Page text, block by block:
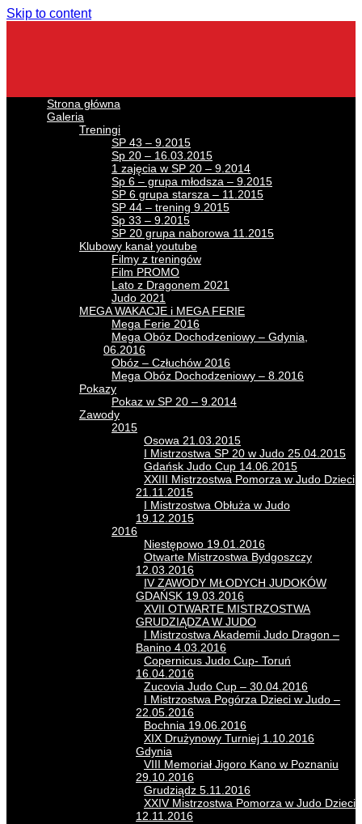
Skip to content
Strona główna
Galeria
Treningi
SP 43 – 9.2015
Sp 20 – 16.03.2015
1 zajęcia w SP 20 – 9.2014
Sp 6 – grupa młodsza – 9.2015
SP 6 grupa starsza – 11.2015
SP 44 – trening 9.2015
Sp 33 – 9.2015
SP 20 grupa naborowa 11.2015
Klubowy kanał youtube
Filmy z treningów
Film PROMO
Lato z Dragonem 2021
Judo 2021
MEGA WAKACJE i MEGA FERIE
Mega Ferie 2016
Mega Obóz Dochodzeniowy – Gdynia,
06.2016
Obóz – Człuchów 2016
Mega Obóz Dochodzeniowy – 8.2016
Pokazy
Pokaz w SP 20 – 9.2014
Zawody
2015
Osowa 21.03.2015
I Mistrzostwa SP 20 w Judo 25.04.2015
Gdańsk Judo Cup 14.06.2015
XXIII Mistrzostwa Pomorza w Judo Dzieci
21.11.2015
I Mistrzostwa Obłuża w Judo
19.12.2015
2016
Niestępowo 19.01.2016
Otwarte Mistrzostwa Bydgoszczy
12.03.2016
IV ZAWODY MŁODYCH JUDOKÓW
GDAŃSK 19.03.2016
XVII OTWARTE MISTRZOSTWA
GRUDZIĄDZA W JUDO
I Mistrzostwa Akademii Judo Dragon –
Banino 4.03.2016
Copernicus Judo Cup- Toruń
16.04.2016
Zucovia Judo Cup – 30.04.2016
I Mistrzostwa Pogórza Dzieci w Judo –
22.05.2016
Bochnia 19.06.2016
XIX Drużynowy Turniej 1.10.2016
Gdynia
VIII Memoriał Jigoro Kano w Poznaniu
29.10.2016
Grudziądz 5.11.2016
XXIV Mistrzostwa Pomorza w Judo Dzieci
12.11.2016